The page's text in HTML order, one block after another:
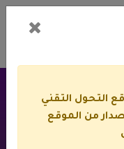
التحول التقني
من الموقع